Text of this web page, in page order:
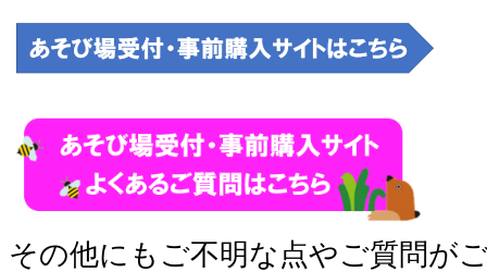
その他にもご不明な点やご質問が